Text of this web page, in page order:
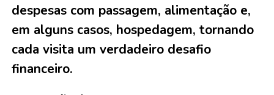
despesas com passagem, alimentação e,
em alguns casos, hospedagem, tornando
cada visita um verdadeiro desafio
financeiro.